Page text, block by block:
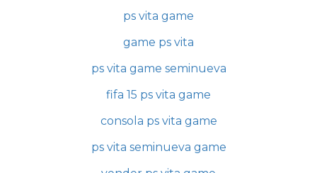
ps vita game
game ps vita
ps vita game seminueva
fifa 15 ps vita game
consola ps vita game
ps vita seminueva game